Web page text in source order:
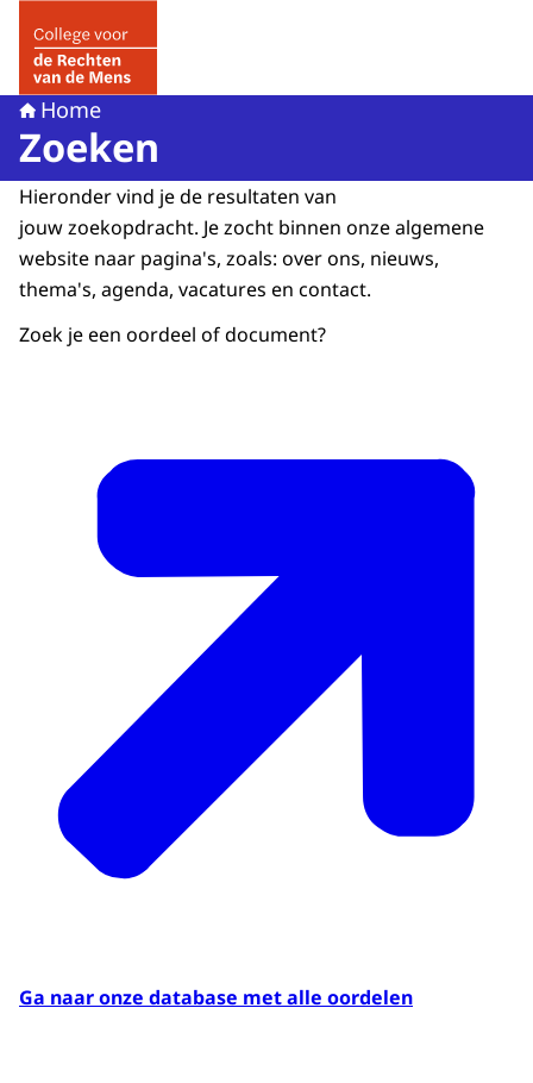
Home
Zoeken
Hieronder vind je de resultaten van
jouw zoekopdracht. Je zocht binnen onze algemene
website naar pagina's, zoals: over ons, nieuws,
thema's, agenda, vacatures en contact.
Zoek je een oordeel of document?
Ga naar onze database met alle oordelen